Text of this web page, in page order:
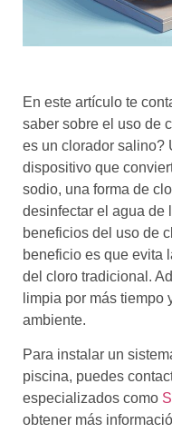
En este artículo te
saber sobre el uso de
es un clorador salino?
dispositivo que
sodio, una forma de
desinfectar el agua de
beneficios del uso de
beneficio es que evita
del cloro tradicional.
limpia por más tiempo
ambiente.
Para instalar un
piscina, puedes
especializados como
obtener más